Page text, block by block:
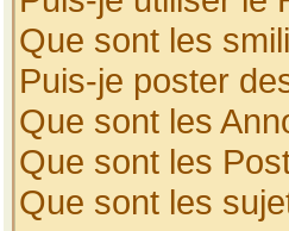
Que sont les
Puis-je poster
Que sont les
Que sont les
Que sont les